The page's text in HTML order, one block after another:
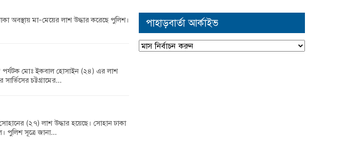
অবস্থায় মা-মেয়ের লাশ উদ্ধার করেছে পুলিশ।
পর্যটক মোঃ ইকবাল হোসাইন (২৪) এর লাশ
চট্টগ্রামের…
(২৭) লাশ উদ্ধার হয়েছে। সোহান ঢাকা
পুলিশ সূত্রে জানা…
পাহাড়বার্তা আর্কাইভ
পাহাড়বার্তা
আর্কাইভ